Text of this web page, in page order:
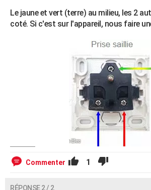
Bricolage
Lifestyle
Culture
Sport
Auto
Television
Voyage
Cinema
Le jaune et vert (terre) au milieu, les 2
coté. Si c'est sur l'appareil, nous faire
Commenter 1
RÉPONSE 2 / 2